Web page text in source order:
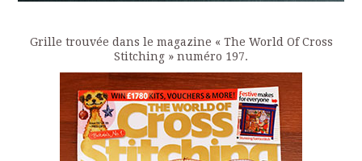
Grille trouvée dans le magazine « The World Of Cross
Stitching » numéro 197.